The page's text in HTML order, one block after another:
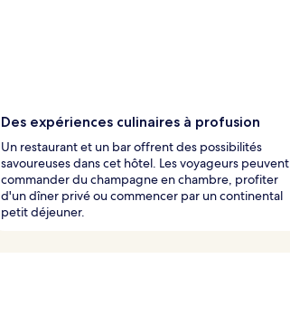
Des expériences culinaires à profusion
Un restaurant et un bar offrent des possibilités
savoureuses dans cet hôtel. Les voyageurs peuvent
commander du champagne en chambre, profiter
d'un dîner privé ou commencer par un continental
petit déjeuner.